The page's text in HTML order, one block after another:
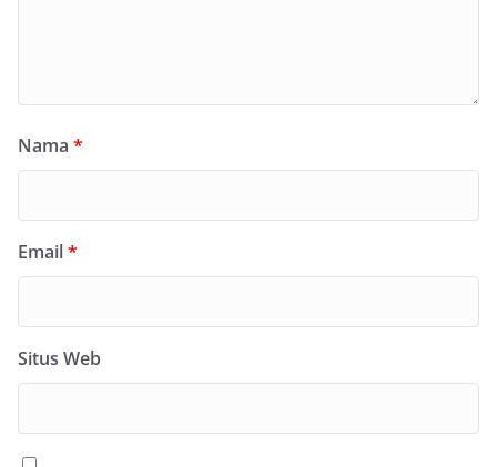
Nama *
Email*
Situs Web